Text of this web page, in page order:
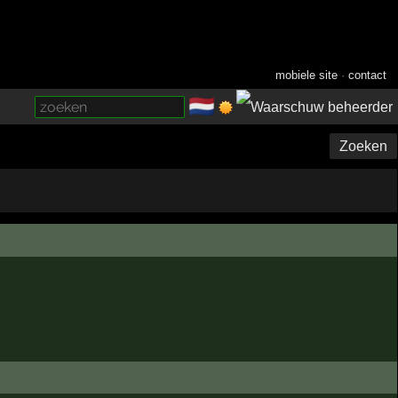
mobiele site ·contact
🇳🇱
Zoeken